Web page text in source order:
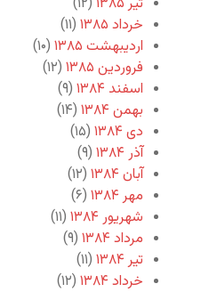
خرداد ۱۳۸۵
(۱۱)
اردیبهشت ۱۳۸۵
(۱۰)
فروردین ۱۳۸۵
(۱۲)
اسفند ۱۳۸۴
(۹)
بهمن ۱۳۸۴
(۱۴)
دی ۱۳۸۴
(۱۵)
آذر ۱۳۸۴
(۹)
آبان ۱۳۸۴
(۱۲)
مهر ۱۳۸۴
(۶)
شهریور ۱۳۸۴
(۱۱)
مرداد ۱۳۸۴
(۹)
تیر ۱۳۸۴
(۱۱)
خرداد ۱۳۸۴
(۱۲)